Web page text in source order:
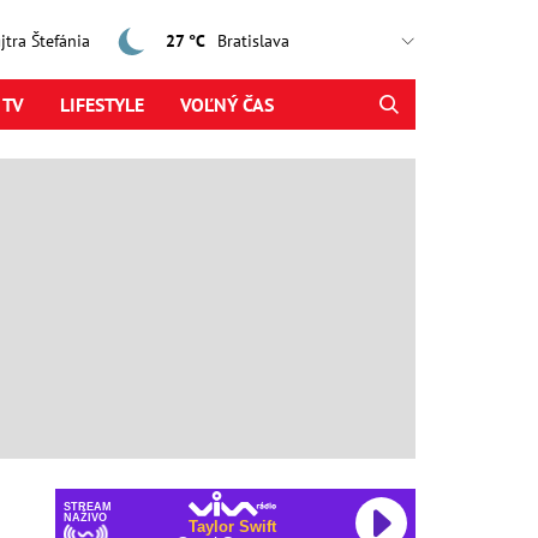
Štefánia 27 °C
LIFESTYLE VOĽNÝ ČAS
STREAM
NAŽIVO
Taylor Swift